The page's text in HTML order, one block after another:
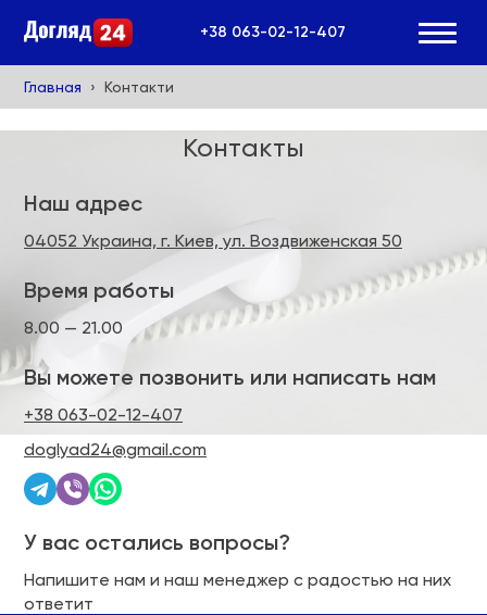
+38 063-02-12-407
Главная Контакти
Контакты
Наш адрес
04052 Украина, г. Киев, ул. Воздвиженская 50
Время работы
8.00 — 21.00
Вы можете позвонить или написать нам
+38 063-02-12-407
doglyad24@gmail.com
У вас остались вопросы?
Напишите нам и наш менеджер с радостью на них
ответит